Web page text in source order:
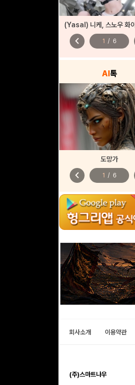
chevron_left 1 / 6
AI톡
도망가
chevron_left 1 / 6
회사소개 이용약관
(주)스마트나우